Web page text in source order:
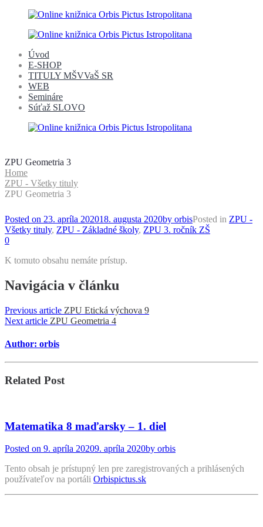
Úvod
E-SHOP
TITULY MŠVVaŠ SR
WEB
Semináre
Súťaž SLOVO
ZPU Geometria 3
Home
ZPU - Všetky tituly
ZPU Geometria 3
Posted on 23. apríla 202018. augusta 2020by orbisPosted in ZPU -
Všetky tituly, ZPU - Základné školy, ZPU 3. ročník ZŠ
0
K tomuto obsahu nemáte prístup.
Navigácia v článku
Previous article ZPU Etická výchova 9
Next article ZPU Geometria 4
Author: orbis
Related Post
Matematika 8 maďarsky – 1. diel
Posted on 9. apríla 20209. apríla 2020by orbis
Tento obsah je prístupný len pre zaregistrovaných a prihlásených
používateľov na portáli Orbispictus.sk